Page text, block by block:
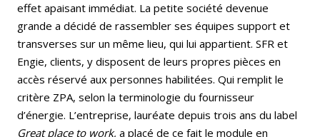
effet apaisant immédiat. La petite société devenue
grande a décidé de rassembler ses équipes support et
transverses sur un même lieu, qui lui appartient. SFR et
Engie, clients, y disposent de leurs propres pièces en
accès réservé aux personnes habilitées. Qui remplit le
critère ZPA, selon la terminologie du fournisseur
d’énergie. L’entreprise, lauréate depuis trois ans du label
Great place to work, a placé de ce fait le module en